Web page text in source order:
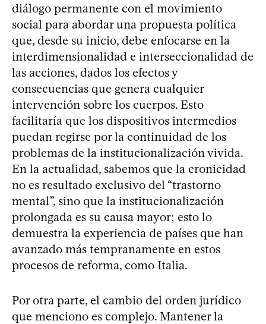
diálogo permanente con el movimiento
social para abordar una propuesta política
que, desde su inicio, debe enfocarse en la
interdimensionalidad e interseccionalidad de
las acciones, dados los efectos y
consecuencias que genera cualquier
intervención sobre los cuerpos. Esto
facilitaría que los dispositivos intermedios
puedan regirse por la continuidad de los
problemas de la institucionalización vivida.
En la actualidad, sabemos que la cronicidad
no es resultado exclusivo del “trastorno
mental”, sino que la institucionalización
prolongada es su causa mayor; esto lo
demuestra la experiencia de países que han
avanzado más tempranamente en estos
procesos de reforma, como Italia.
Por otra parte, el cambio del orden jurídico
que menciono es complejo. Mantener la